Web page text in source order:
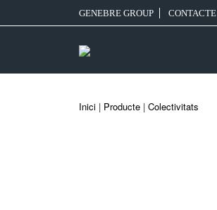
GENEBRE GROUP CONTACTE
Inici | Producte | Colectivitats